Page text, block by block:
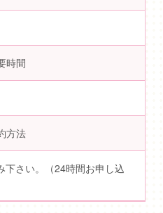
時間
方法
下さい。（24時間お申し込